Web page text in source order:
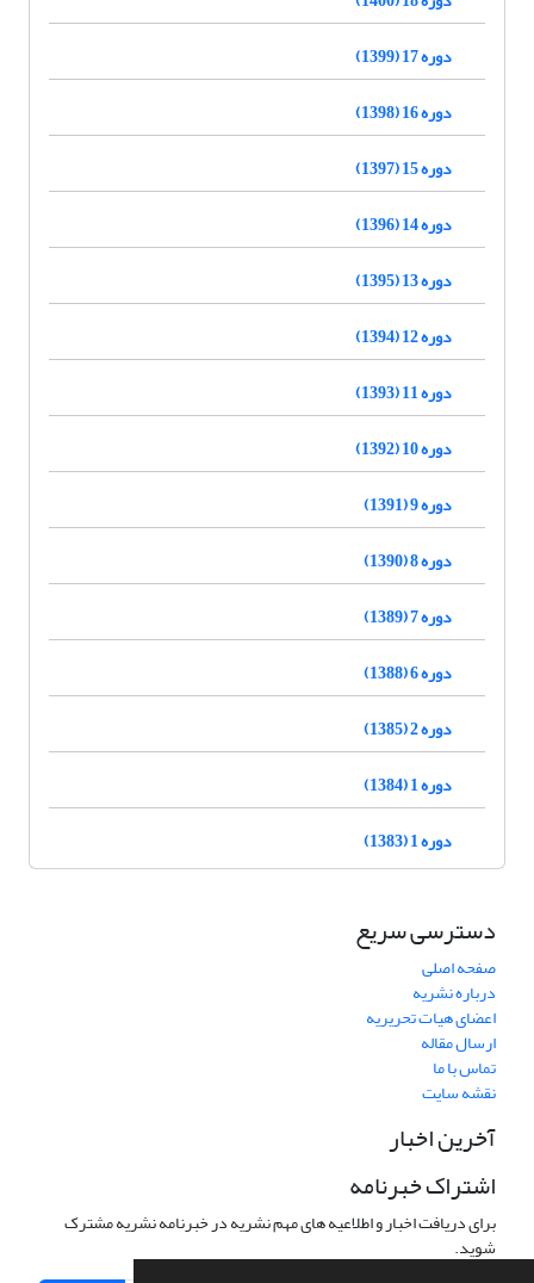
دوره 17 (1399)
دوره 16 (1398)
دوره 15 (1397)
دوره 14 (1396)
دوره 13 (1395)
دوره 12 (1394)
دوره 11 (1393)
دوره 10 (1392)
دوره 9 (1391)
دوره 8 (1390)
دوره 7 (1389)
دوره 6 (1388)
دوره 2 (1385)
دوره 1 (1384)
دوره 1 (1383)
دسترسی سریع
صفحه اصلی
درباره نشریه
اعضای هیات تحریریه
ارسال مقاله
تماس با ما
نقشه سایت
آخرین اخبار
اشتراک خبرنامه
برای دریافت اخبار و اطلاعیه های مهم نشریه در خبرنامه نشریه مشترک
شوید.